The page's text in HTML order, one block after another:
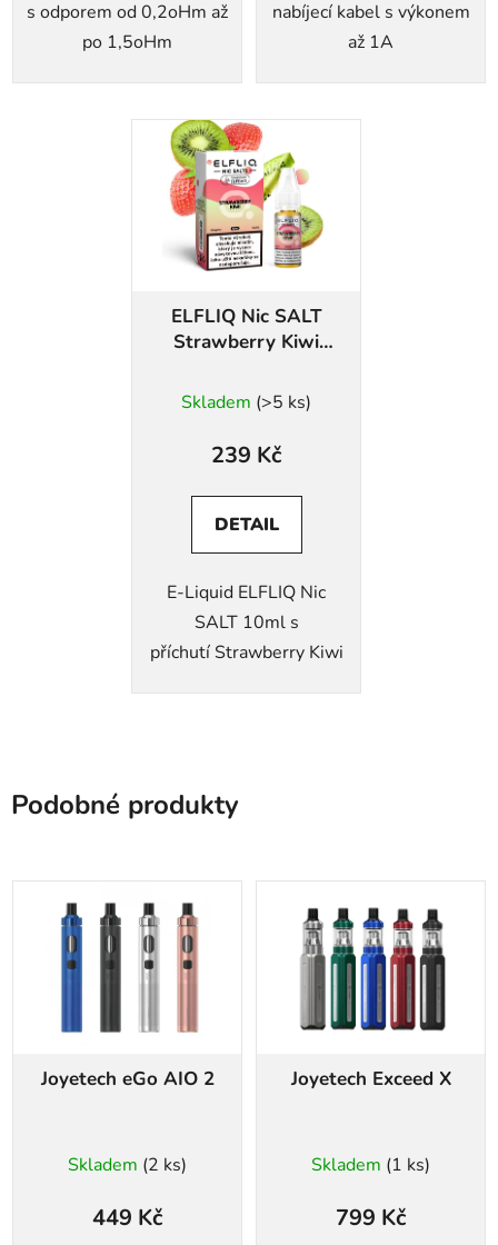
s odporem od 0,2oHm až
po 1,5oHm
nabíjecí kabel s výkonem
až 1A
ELFLIQ Nic SALT
Strawberry Kiwi
Skladem (>5 ks)
239 Kč
DETAIL
E-Liquid ELFLIQ Nic
SALT 10ml s
příchutí Strawberry Kiwi
Podobné produkty
Joyetech eGo AIO 2
Skladem (2 ks)
449 Kč
Joyetech Exceed X
Skladem (1 ks)
799 Kč